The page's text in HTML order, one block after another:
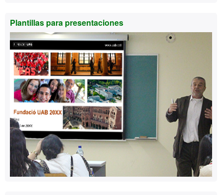
Plantillas para presentaciones